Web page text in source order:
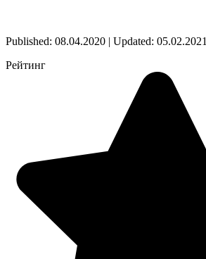
Published: 08.04.2020 | Updated: 05.02.2021
Рейтинг